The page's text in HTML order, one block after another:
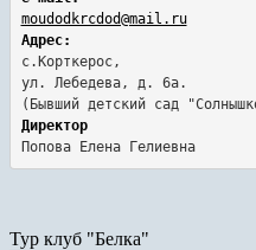
moudodkrcdod@mail.ru
Адрес:
с.Корткерос,
ул. Лебедева, д. 6а.
Директор
Попова Елена Гелиевна
Тур клуб "Белка"